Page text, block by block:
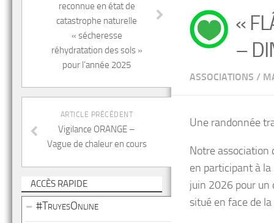
«
–
ASSOCIATIONS /
Une randonnée
Notre association
en participant à
juin 2026 pour un
situé en face de la
reconnue en état de
catastrophe naturelle
« sécheresse
réhydratation des sols »
pour l’année 2025
ARTICLE PRÉCÉDENT
Vigilance ORANGE –
Vague de chaleur en cours
ACCÈS RAPIDE
#TruyesOnline